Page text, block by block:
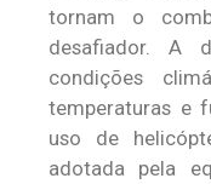
tornam o
desafiador. A
condições
temperaturas e
uso de
adotada pela